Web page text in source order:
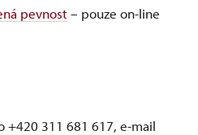
pevnost– pouze on-line
+420 311 681 617, e-mail